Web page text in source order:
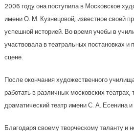
2006 году она поступила в Московское
имени О. М. Кузнецовой, известное своей
успешной историей. Во время учебы в
участвовала в театральных постановках
сцене.
После окончания художественного
работать в различных московских театрах,
драматический театр имени С. А. Есенина
Благодаря своему творческому таланту и